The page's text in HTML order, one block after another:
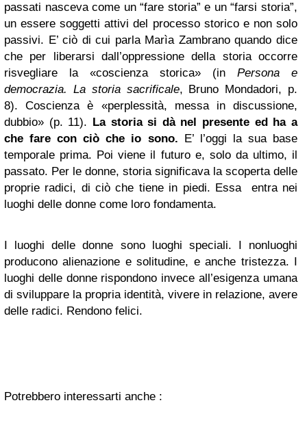
passati nasceva come un “fare storia” e un “farsi storia”,
un essere soggetti attivi del processo storico e non solo
passivi. E’ ciò di cui parla Marìa Zambrano quando dice
che per liberarsi dall’oppressione della storia occorre
risvegliare la «coscienza storica» (in Persona e
democrazia. La storia sacrificale, Bruno Mondadori, p.
8). Coscienza è «perplessità, messa in discussione,
dubbio» (p. 11).
La storia si dà nel presente ed ha a
che fare con ciò che io sono. E’ l’oggi la sua base
temporale prima. Poi viene il futuro e, solo da ultimo, il
passato. Per le donne, storia significava la scoperta delle
proprie radici, di ciò che tiene in piedi. Essa entra nei
luoghi delle donne come loro fondamenta.
I luoghi delle donne sono luoghi speciali. I nonluoghi
producono alienazione e solitudine, e anche tristezza. I
luoghi delle donne rispondono invece all’esigenza umana
di sviluppare la propria identità, vivere in relazione, avere
delle radici. Rendono felici.
Potrebbero interessarti anche :